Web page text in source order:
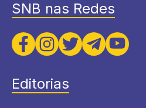
SNB nas Redes
Editorias